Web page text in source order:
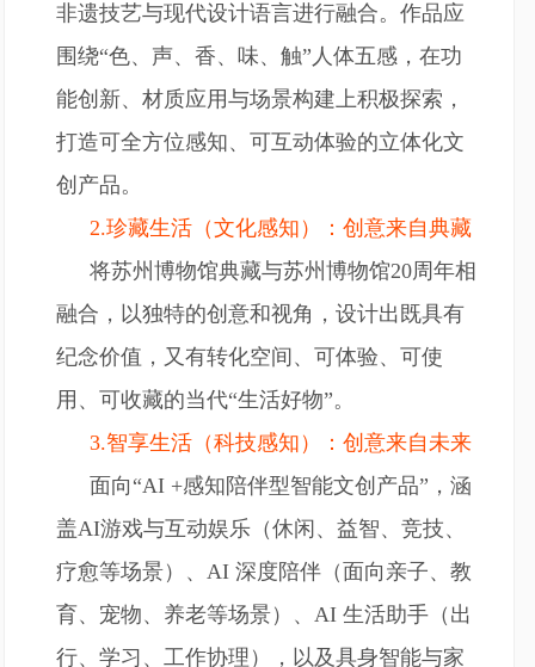
非遗技艺与现代设计语言进行融合。作品应
围绕“色、声、香、味、触”人体五感，在功
能创新、材质应用与场景构建上积极探索，
打造可全方位感知、可互动体验的立体化文
创产品。
2.珍藏生活（文化感知）：创意来自典藏
将苏州博物馆典藏与苏州博物馆20周年相
融合，以独特的创意和视角，设计出既具有
纪念价值，又有转化空间、可体验、可使
用、可收藏的当代“生活好物”。
3.智享生活（科技感知）：创意来自未来
面向“AI +感知陪伴型智能文创产品”，涵
盖AI游戏与互动娱乐（休闲、益智、竞技、
疗愈等场景）、AI 深度陪伴（面向亲子、教
育、宠物、养老等场景）、AI 生活助手（出
行、学习、工作协理），以及具身智能与家